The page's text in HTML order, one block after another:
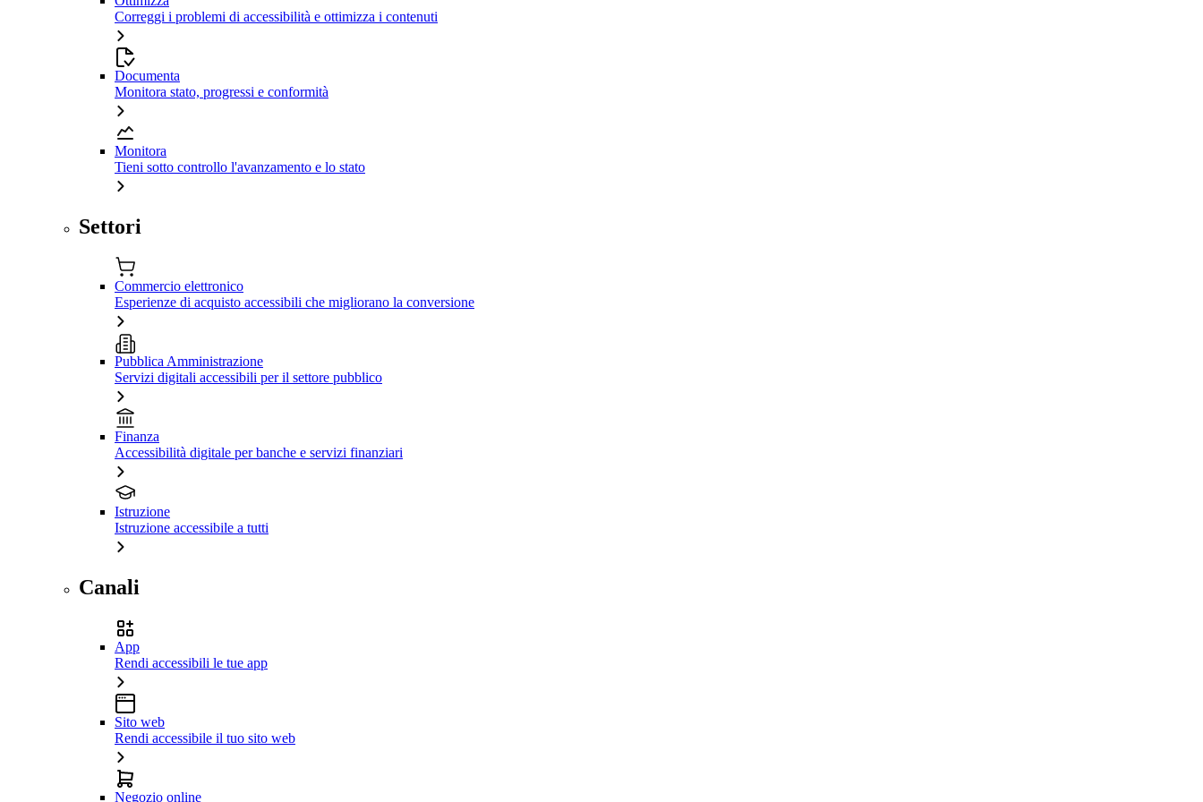
Correggi i problemi di accessibilità e ottimizza i contenuti
Documenta
Monitora stato, progressi e conformità
Monitora
Tieni sotto controllo l'avanzamento e lo stato
Settori
Commercio elettronico
Esperienze di acquisto accessibili che migliorano la conversione
Pubblica Amministrazione
Servizi digitali accessibili per il settore pubblico
Finanza
Accessibilità digitale per banche e servizi finanziari
Istruzione
Istruzione accessibile a tutti
Canali
App
Rendi accessibili le tue app
Sito web
Rendi accessibile il tuo sito web
Negozio online